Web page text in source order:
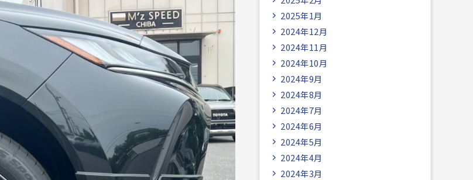
2025年1月
2024年12月
2024年11月
2024年10月
2024年9月
2024年8月
2024年7月
2024年6月
2024年5月
2024年4月
2024年3月